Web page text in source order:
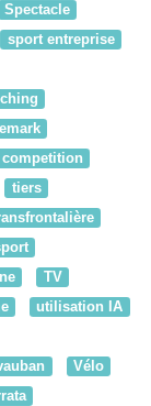
Spectacle
sport entreprise
tiers
TV
utilisation IA
Vélo